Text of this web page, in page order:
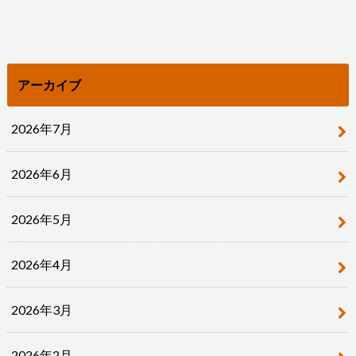
アーカイブ
2026年7月
2026年6月
2026年5月
2026年4月
2026年3月